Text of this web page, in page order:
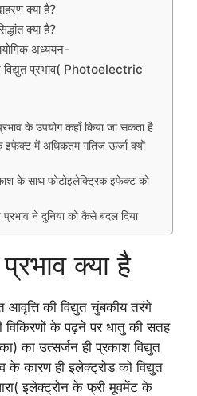
क्या है?
क्या है?
अध्ययन-
विद्युत प्रभाव( Photoelectric
के उपयोग कहाँ किया जा सकता है
इफेक्ट में अधिकतम गतिज ऊर्जा क्यों
के साथ फोटोइलेक्ट्रिक इफेक्ट को
प्रभाव ने दुनिया को कैसे बदल दिया
क्या है
की विद्युत चुंबकीय तरंगे
विकिरणों के पढ़ने पर धातु की सतह
का उत्सर्जन ही प्रकाश विद्युत
के कारण ही इलेक्ट्रोड को विद्युत
इलेक्ट्रोन के फ्री मूवमेंट के